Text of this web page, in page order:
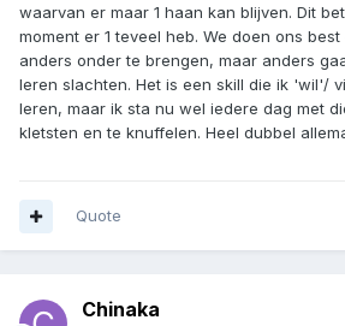
waarvan er maar 1 haan kan blijven. Dit
moment er 1 teveel heb. We doen ons
anders onder te brengen, maar anders
leren slachten. Het is een skill die ik 'wil'/
leren, maar ik sta nu wel iedere dag met
kletsten en te knuffelen. Heel dubbel
Quote
Chinaka